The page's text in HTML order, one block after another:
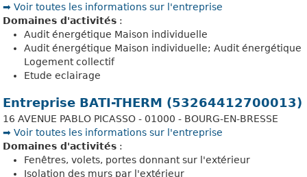
➡️ Voir toutes les informations sur l'entreprise
Domaines d'activités :
Audit énergétique Maison individuelle
Audit énergétique Maison individuelle; Audit énergétique
Logement collectif
Etude eclairage
Entreprise BATI-THERM (53264412700013)
16 AVENUE PABLO PICASSO - 01000 - BOURG-EN-BRESSE
➡️ Voir toutes les informations sur l'entreprise
Domaines d'activités :
Fenêtres, volets, portes donnant sur l'extérieur
Isolation des murs par l'extérieur